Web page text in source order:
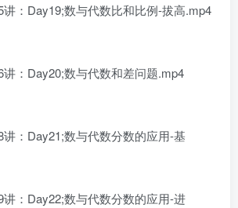
Day19;数与代数比和比例-拔高.mp4
Day20;数与代数和差问题.mp4
Day21;数与代数分数的应用-基
Day22;数与代数分数的应用-进